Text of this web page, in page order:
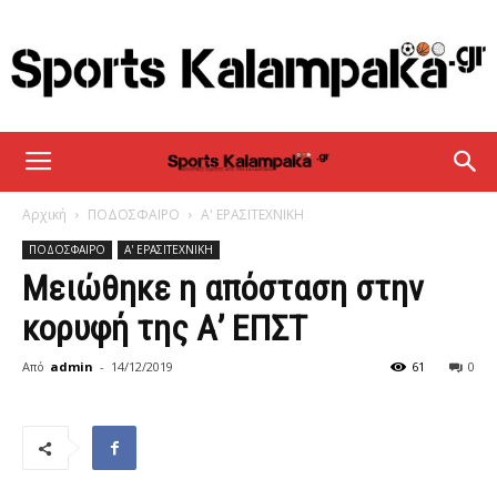
sportskalampaka
Αρχική ΠΟΔΟΣΦΑΙΡΟ Α' ΕΡΑΣΙΤΕΧΝΙΚΗ
ΠΟΔΟΣΦΑΙΡΟ Α' ΕΡΑΣΙΤΕΧΝΙΚΗ
Μειώθηκε η απόσταση στην
κορυφή της Α’ ΕΠΣΤ
Από admin - 14/12/2019 0
61